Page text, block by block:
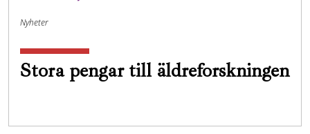
Nyheter
Stora pengar till äldreforskningen